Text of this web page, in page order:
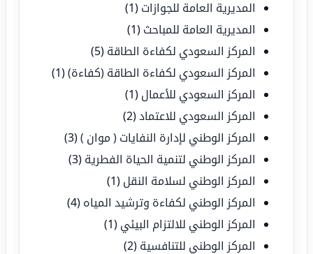
المديرية العامة للجوازات (1)
المديرية العامة للمباحث (1)
المركز السعودي لكفاءة الطاقة (5)
المركز السعودي لكفاءة الطاقة (كفاءة)(1)
المركز السعودي للأعمال (1)
المركز السعودي للاعتماد(2)
المركز الوطني لإدارة النفايات ( موان )(3)
المركز الوطني لتنمية الحياة الفطرية (3)
المركز الوطني لسلامة النقل (1)
المركز الوطني لكفاءة وترشيد المياه (4)
المركز الوطني للالتزام البيئي (1)
المركز الوطني للتنافسية (2)